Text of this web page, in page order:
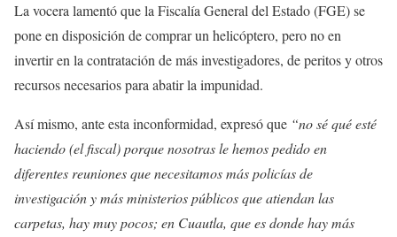
La vocera lamentó que la Fiscalía General del Estado (FGE) se
pone en disposición de comprar un helicóptero, pero no en
invertir en la contratación de más investigadores, de peritos y otros
recursos necesarios para abatir la impunidad.
Así mismo, ante esta inconformidad, expresó que “no sé qué esté
haciendo (el fiscal) porque nosotras le hemos pedido en
diferentes reuniones que necesitamos más policías de
investigación y más ministerios públicos que atiendan las
carpetas, hay muy pocos; en Cuautla, que es donde hay más